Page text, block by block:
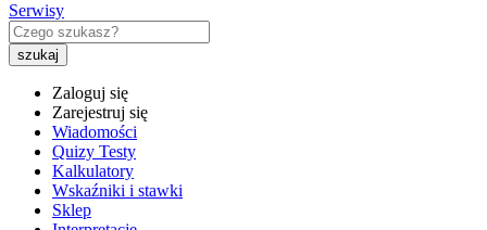
Serwisy
Zaloguj się
Zarejestruj się
Wiadomości
Quizy Testy
Kalkulatory
Wskaźniki i stawki
Sklep